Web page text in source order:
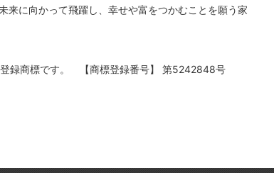
来に向かって飛躍し、幸せや富をつかむことを願う家
録商標です。 【商標登録番号】 第5242848号